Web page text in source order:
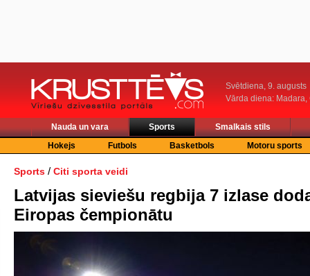
Svētdiena, 9. augusts
Vārda diena: Madara,
Nauda un vara Sports
Smalkais stils
Hokejs
Futbols Basketbols Motoru sports
Sports / Citi sporta veidi
Latvijas sieviešu regbija 7 izlase
Eiropas čempionātu